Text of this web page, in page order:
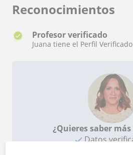
Reconocimientos
Profesor verificado
Juana tiene el Perfil Verificado
¿Quieres saber más
Datos